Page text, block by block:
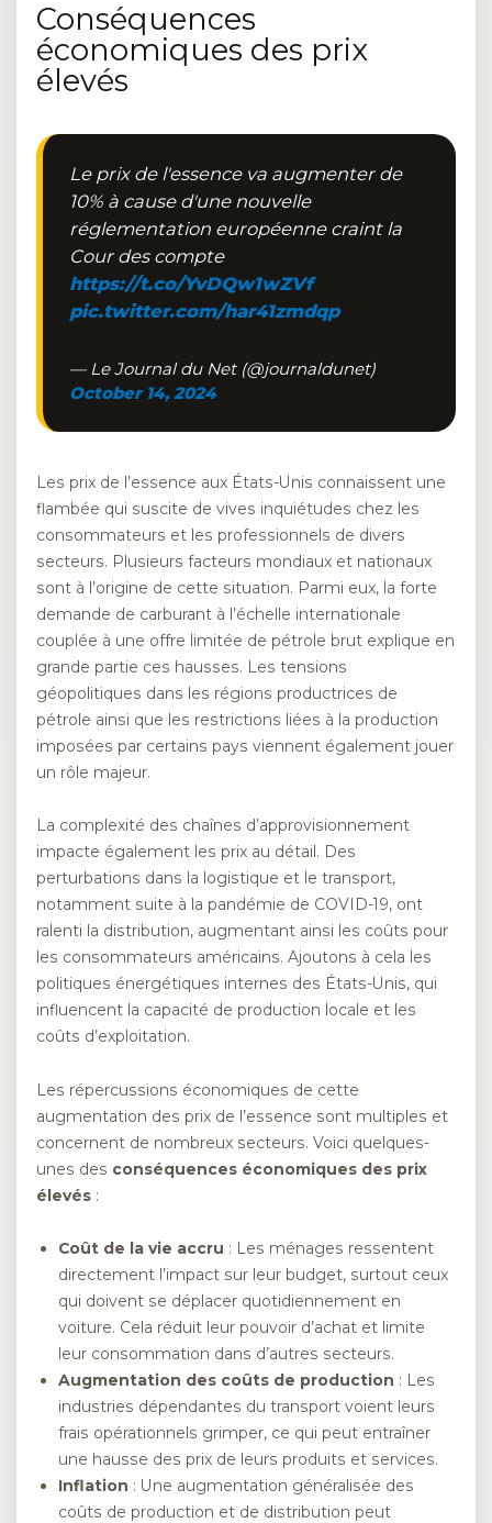
Conséquences
économiques des prix
élevés
Le prix de l'essence va augmenter de
10% à cause d'une nouvelle
réglementation européenne craint la
Cour des compte
https://t.co/YvDQw1wZVf
pic.twitter.com/har41zmdqp
— Le Journal du Net (@journaldunet)
October 14, 2024
Les prix de l’essence aux États-Unis connaissent une
flambée qui suscite de vives inquiétudes chez les
consommateurs et les professionnels de divers
secteurs. Plusieurs facteurs mondiaux et nationaux
sont à l’origine de cette situation. Parmi eux, la forte
demande de carburant à l’échelle internationale
couplée à une offre limitée de pétrole brut explique en
grande partie ces hausses. Les tensions
géopolitiques dans les régions productrices de
pétrole ainsi que les restrictions liées à la production
imposées par certains pays viennent également jouer
un rôle majeur.
La complexité des chaînes d’approvisionnement
impacte également les prix au détail. Des
perturbations dans la logistique et le transport,
notamment suite à la pandémie de COVID-19, ont
ralenti la distribution, augmentant ainsi les coûts pour
les consommateurs américains. Ajoutons à cela les
politiques énergétiques internes des États-Unis, qui
influencent la capacité de production locale et les
coûts d’exploitation.
Les répercussions économiques de cette
augmentation des prix de l’essence sont multiples et
concernent de nombreux secteurs. Voici quelques-
unes des conséquences économiques des prix
élevés :
Coût de la vie accru : Les ménages ressentent
directement l’impact sur leur budget, surtout ceux
qui doivent se déplacer quotidiennement en
voiture. Cela réduit leur pouvoir d’achat et limite
leur consommation dans d’autres secteurs.
Augmentation des coûts de production : Les
industries dépendantes du transport voient leurs
frais opérationnels grimper, ce qui peut entraîner
une hausse des prix de leurs produits et services.
Inflation : Une augmentation généralisée des
coûts de production et de distribution peut